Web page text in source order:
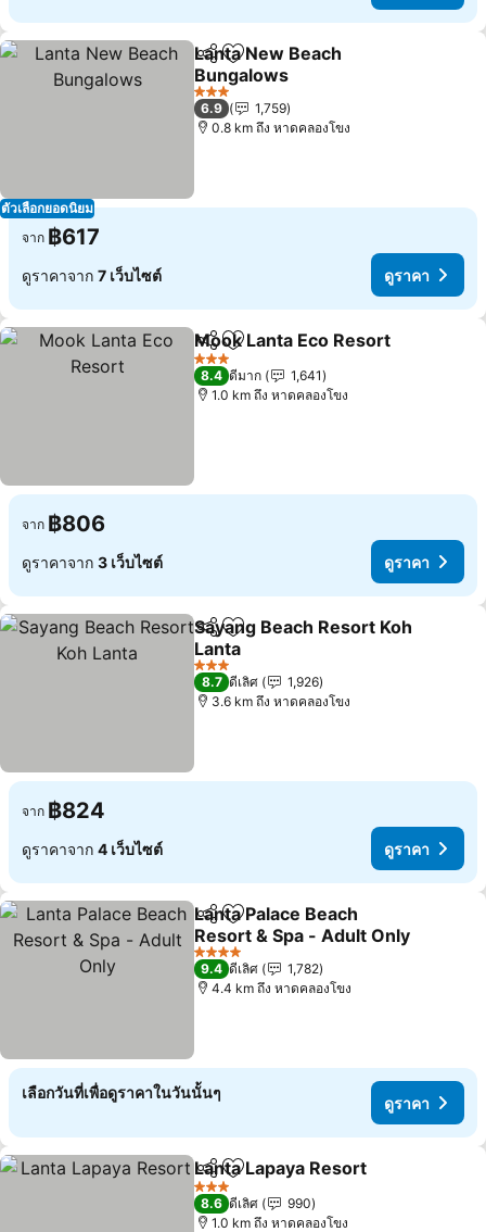
ตัวเลือกยอดนิยม
แชร์ เพิ่มในรายการโปรด
Lanta New Beach
Bungalows
ดูราคา
3 ดาว
6.9
1,759
0.8 km ถึง หาดคลองโขง
จาก ฿617
ดูราคาจาก 7 เว็บไซต์ ดูราคา
แชร์ เพิ่มในรายการโปรด
Mook Lanta Eco Resort
3 ดาว
8.4 ดีมาก
1,641
1.0 km ถึง หาดคลองโขง
จาก ฿806
ดูราคาจาก 3 เว็บไซต์ ดูราคา
แชร์ เพิ่มในรายการโปรด
Sayang Beach Resort Koh
Lanta
ดูราคา
3 ดาว
8.7 ดีเลิศ
1,926
3.6 km ถึง หาดคลองโขง
จาก ฿824
ดูราคาจาก 4 เว็บไซต์ ดูราคา
แชร์ เพิ่มในรายการโปรด
Lanta Palace Beach
Resort & Spa - Adult Only
ดูราคา
4 ดาว
9.4 ดีเลิศ
1,782
4.4 km ถึง หาดคลองโขง
เลือกวันที่เพื่อดูราคาในวันนั้นๆ
ดูราคา
แชร์ เพิ่มในรายการโปรด
Lanta Lapaya Resort
3 ดาว
8.6 ดีเลิศ
990
1.0 km ถึง หาดคลองโขง